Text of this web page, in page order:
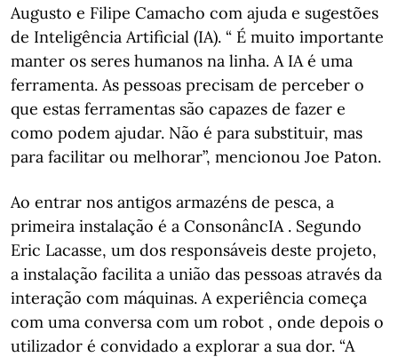
Augusto e Filipe Camacho com ajuda e sugestões
de Inteligência Artificial (IA). “ É muito importante
manter os seres humanos na linha. A IA é uma
ferramenta. As pessoas precisam de perceber o
que estas ferramentas são capazes de fazer e
como podem ajudar. Não é para substituir, mas
para facilitar ou melhorar”, mencionou Joe Paton.
Ao entrar nos antigos armazéns de pesca, a
primeira instalação é a ConsonâncIA . Segundo
Eric Lacasse, um dos responsáveis deste projeto,
a instalação facilita a união das pessoas através da
interação com máquinas. A experiência começa
com uma conversa com um robot , onde depois o
utilizador é convidado a explorar a sua dor. “A